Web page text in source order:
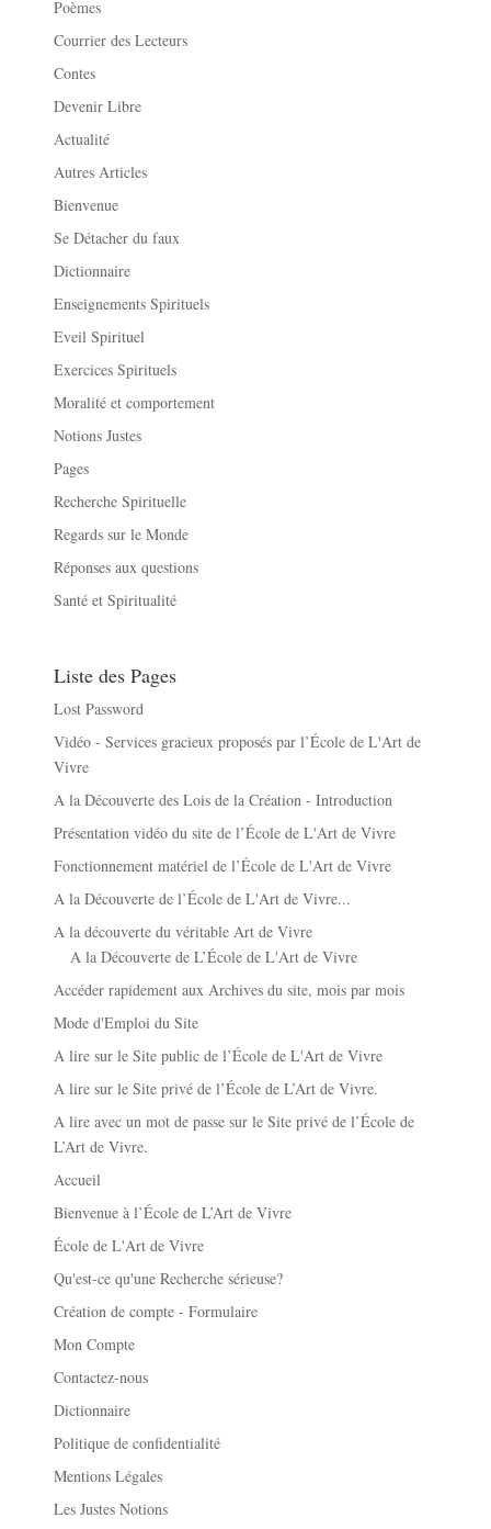
Poèmes
Courrier des Lecteurs
Contes
Devenir Libre
Actualité
Autres Articles
Bienvenue
Se Détacher du faux
Dictionnaire
Enseignements Spirituels
Eveil Spirituel
Exercices Spirituels
Moralité et comportement
Notions Justes
Pages
Recherche Spirituelle
Regards sur le Monde
Réponses aux questions
Santé et Spiritualité
Liste des Pages
Lost Password
Vidéo - Services gracieux proposés par l’École de L'Art de
Vivre
A la Découverte des Lois de la Création - Introduction
Présentation vidéo du site de l’École de L'Art de Vivre
Fonctionnement matériel de l’École de L'Art de Vivre
A la Découverte de l’École de L'Art de Vivre...
A la découverte du véritable Art de Vivre
A la Découverte de L’École de L'Art de Vivre
Accéder rapidement aux Archives du site, mois par mois
Mode d'Emploi du Site
A lire sur le Site public de l’École de L'Art de Vivre
A lire sur le Site privé de l’École de L’Art de Vivre.
A lire avec un mot de passe sur le Site privé de l’École de
L’Art de Vivre.
Accueil
Bienvenue à l’École de L’Art de Vivre
École de L'Art de Vivre
Qu'est-ce qu'une Recherche sérieuse?
Création de compte - Formulaire
Mon Compte
Contactez-nous
Dictionnaire
Politique de confidentialité
Mentions Légales
Les Justes Notions